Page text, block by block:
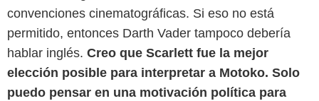
convenciones cinematográficas. Si eso no está
permitido, entonces Darth Vader tampoco debería
hablar inglés. Creo que Scarlett fue la mejor
elección posible para interpretar a Motoko. Solo
puedo pensar en una motivación política para